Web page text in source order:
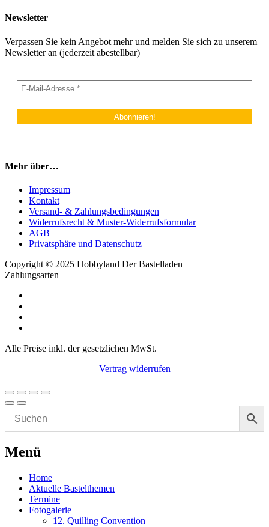
Newsletter
Verpassen Sie kein Angebot mehr und melden Sie sich zu unserem
Newsletter an (jederzeit abestellbar)
Mehr über…
Impressum
Kontakt
Versand- & Zahlungsbedingungen
Widerrufsrecht & Muster-Widerrufsformular
AGB
Privatsphäre und Datenschutz
Copyright © 2025 Hobbyland Der Bastelladen
Zahlungsarten
Alle Preise inkl. der gesetzlichen MwSt.
Vertrag widerrufen
Menü
Home
Aktuelle Bastelthemen
Termine
Fotogalerie
12. Quilling Convention